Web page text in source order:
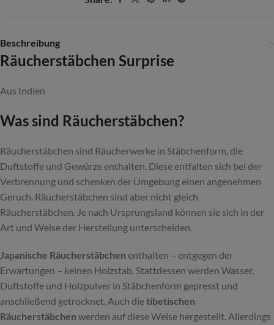
Beschreibung
Räucherstäbchen Surprise
Aus Indien
Was sind Räucherstäbchen?
Räucherstäbchen sind Räucherwerke in Stäbchenform, die
Duftstoffe und Gewürze enthalten. Diese entfalten sich bei der
Verbrennung und schenken der Umgebung einen angenehmen
Geruch. Räucherstäbchen sind aber nicht gleich
Räucherstäbchen. Je nach Ursprungsland können sie sich in der
Art und Weise der Herstellung unterscheiden.
Japanische Räucherstäbchen enthalten – entgegen der
Erwartungen – keinen Holzstab. Stattdessen werden Wasser,
Duftstoffe und Holzpulver in Stäbchenform gepresst und
anschließend getrocknet. Auch dietibetischen
Räucherstäbchen werden auf diese Weise hergestellt. Allerdings